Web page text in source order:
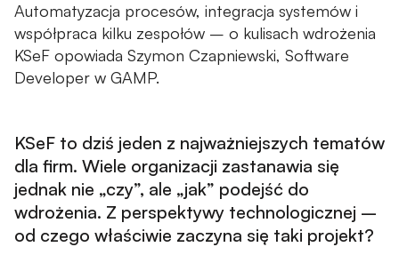
Systemy alarmowe SSWiN
Systemy przyzywowe
Okablowanie strukturalne
SOFTWARE DEVELOPMENT
Integracje systemów informatycznych
Automatyzacja procesów, integracja systemów i
współpraca kilku zespołów – o kulisach wdrożenia
KSeF opowiada Szymon Czapniewski, Software
Developer w GAMP.
KSeF to dziś jeden z najważniejszych tematów
dla firm. Wiele organizacji zastanawia się
jednak nie „czy”, ale „jak” podejść do
wdrożenia. Z perspektywy technologicznej –
od czego właściwie zaczyna się taki projekt?